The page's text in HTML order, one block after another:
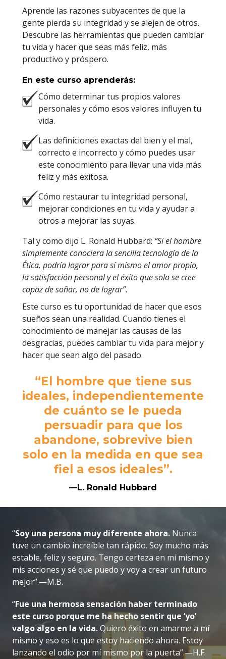
Aprende las razones subyacentes de que la
gente pierda su integridad y se alejen de otros.
Descubre las herramientas que pueden cambiar
tu vida y hacer que seas más feliz, más
productivo y próspero.
En este curso aprenderás:
Cómo determinar tus propios valores
personales y cómo esos valores influyen tu
vida.
Las definiciones exactas del bien y el mal,
correcto e incorrecto y cómo puedes usar
este conocimiento para llevar una vida más
feliz y más exitosa.
Cómo restaurar tu integridad personal,
mejorar condiciones en tu vida y ayudar a
otros a mejorar las suyas.
Tal y como dijo L. Ronald Hubbard: “Si el hombre
simplemente conociera la sencilla tecnología de la
Ética, podría lograr para sí mismo el amor propio,
la satisfacción personal y el éxito que solo se cree
capaz de soñar, no de lograr”.
Este curso es tu oportunidad de hacer que esos
sueños sean una realidad. Cuando tienes el
conocimiento de manejar las causas de las
desgracias, puedes cambiar tu vida para mejor y
hacer que sean algo del pasado.
“El hombre que tiene sus
ideales, independientemente
de cuánto se le pueda
persuadir para que los
abandone, sobrevive bien
solo en la medida en que sea
fiel a esos ideales”.
—L. Ronald Hubbard
“Soy una persona muy diferente ahora. Nunca
tuve un cambio increíble tan rápido. Soy mucho más
estable, feliz y seguro. Tengo certeza en mí mismo y
mis acciones y sé que puedo y voy a crear un futuro
mejor”.—M.B.
“Fue una hermosa sensación haber terminado
este curso porque me ha hecho sentir que ‘yo’
valgo algo en la vida.Quiero éxito en amarme a mí
mismo y eso es lo que estoy haciendo ahora. Estoy
lanzando el odio por mí mismo por la puerta”.—H.F.